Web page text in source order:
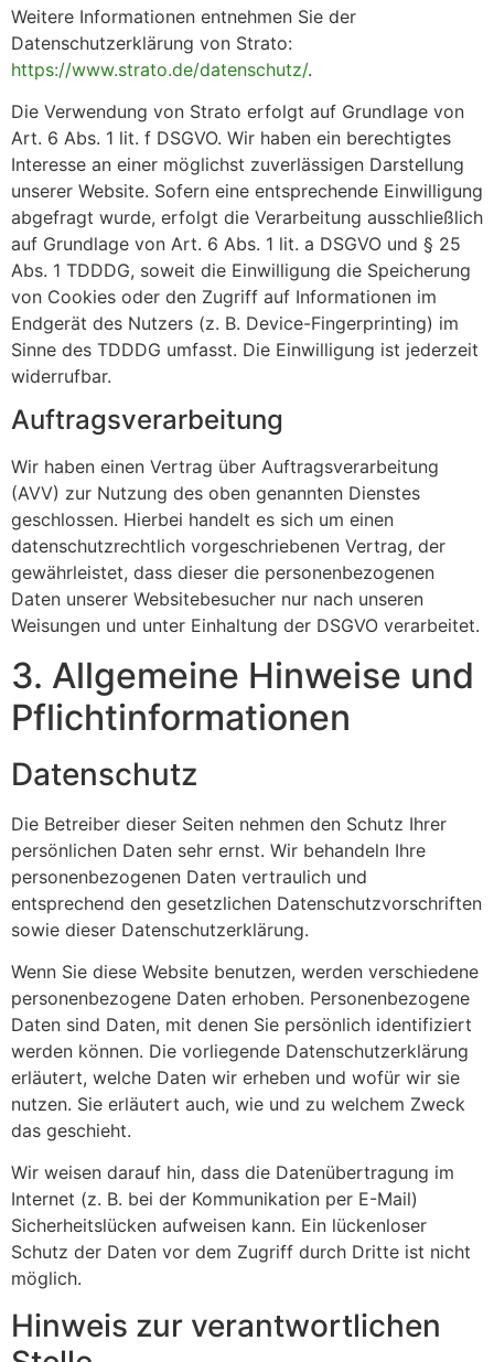
Weitere Informationen entnehmen Sie der
Datenschutzerklärung von Strato:
https://www.strato.de/datenschutz/.
Die Verwendung von Strato erfolgt auf Grundlage von
Art. 6 Abs. 1 lit. f DSGVO. Wir haben ein berechtigtes
Interesse an einer möglichst zuverlässigen Darstellung
unserer Website. Sofern eine entsprechende Einwilligung
abgefragt wurde, erfolgt die Verarbeitung ausschließlich
auf Grundlage von Art. 6 Abs. 1 lit. a DSGVO und § 25
Abs. 1 TDDDG, soweit die Einwilligung die Speicherung
von Cookies oder den Zugriff auf Informationen im
Endgerät des Nutzers (z. B. Device-Fingerprinting) im
Sinne des TDDDG umfasst. Die Einwilligung ist jederzeit
widerrufbar.
Auftragsverarbeitung
Wir haben einen Vertrag über Auftragsverarbeitung
(AVV) zur Nutzung des oben genannten Dienstes
geschlossen. Hierbei handelt es sich um einen
datenschutzrechtlich vorgeschriebenen Vertrag, der
gewährleistet, dass dieser die personenbezogenen
Daten unserer Websitebesucher nur nach unseren
Weisungen und unter Einhaltung der DSGVO verarbeitet.
3. Allgemeine Hinweise und
Pflicht­informationen
Datenschutz
Die Betreiber dieser Seiten nehmen den Schutz Ihrer
persönlichen Daten sehr ernst. Wir behandeln Ihre
personenbezogenen Daten vertraulich und
entsprechend den gesetzlichen Datenschutzvorschriften
sowie dieser Datenschutzerklärung.
Wenn Sie diese Website benutzen, werden verschiedene
personenbezogene Daten erhoben. Personenbezogene
Daten sind Daten, mit denen Sie persönlich identifiziert
werden können. Die vorliegende Datenschutzerklärung
erläutert, welche Daten wir erheben und wofür wir sie
nutzen. Sie erläutert auch, wie und zu welchem Zweck
das geschieht.
Wir weisen darauf hin, dass die Datenübertragung im
Internet (z. B. bei der Kommunikation per E-Mail)
Sicherheitslücken aufweisen kann. Ein lückenloser
Schutz der Daten vor dem Zugriff durch Dritte ist nicht
möglich.
Hinweis zur verantwortlichen